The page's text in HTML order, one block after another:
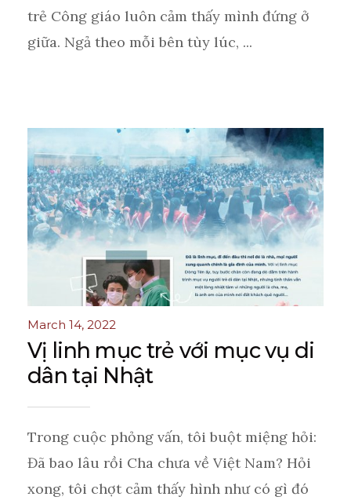
trẻ Công giáo luôn cảm thấy mình đứng ở
giữa. Ngả theo mỗi bên tùy lúc, ...
March 14, 2022
Vị linh mục trẻ với mục vụ di
dân tại Nhật
Trong cuộc phỏng vấn, tôi buột miệng hỏi:
Đã bao lâu rồi Cha chưa về Việt Nam? Hỏi
xong, tôi chợt cảm thấy hình như có gì đó